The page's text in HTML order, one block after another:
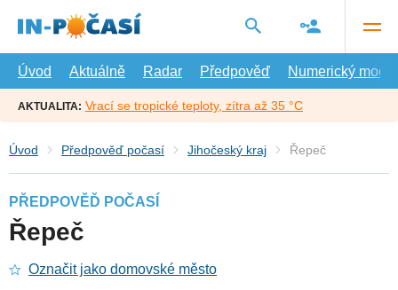
hlavní
Úvod
Aktuálně Radar Předpověď Numerický model
AKTUALITA: Vrací se tropické teploty, zítra až 35 °C
Úvod Předpověď počasí Jihočeský kraj Řepeč
PŘEDPOVĚĎ POČASÍ
Řepeč
Označit jako domovské město